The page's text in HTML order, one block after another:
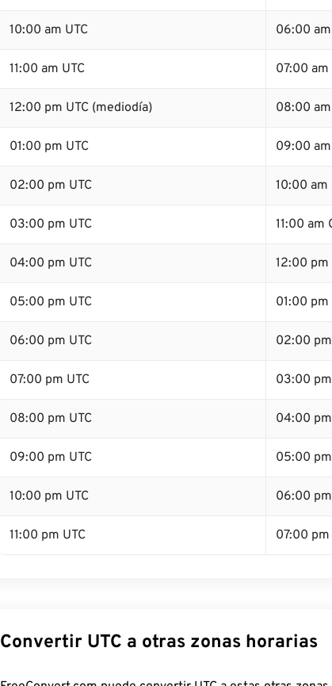
10:00 am UTC 06:00 am
11:00 am UTC 07:00 am
12:00 pm UTC (mediodía) 08:00 am
01:00 pm UTC 09:00 am
02:00 pm UTC 10:00 am
03:00 pm UTC 11:00 am
04:00 pm UTC 12:00 pm
05:00 pm UTC 01:00 pm
06:00 pm UTC 02:00
07:00 pm UTC 03:00
08:00 pm UTC 04:00
09:00 pm UTC 05:00
10:00 pm UTC 06:00
11:00 pm UTC 07:00 pm
Convertir UTC a otras zonas horarias